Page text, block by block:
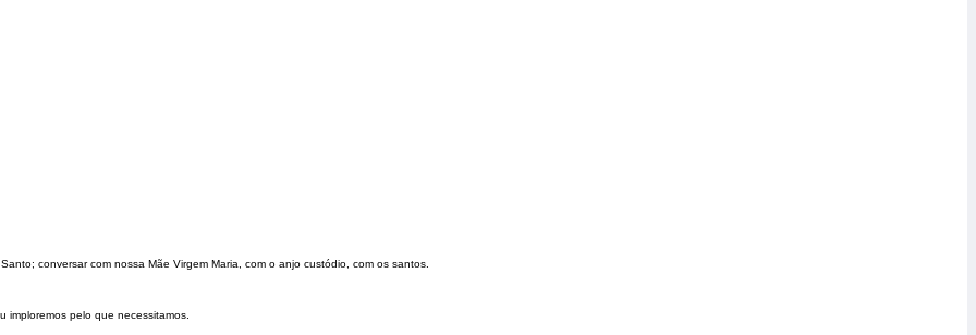
conversar com nossa Mãe Virgem Maria, com o anjo custódio, com os santos.
imploremos pelo que necessitamos.